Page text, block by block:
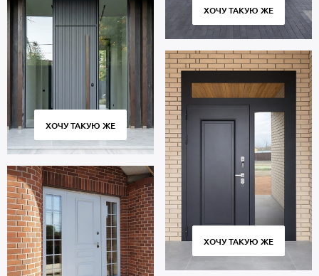
ХОЧУ ТАКУЮ ЖЕ
ХОЧУ ТАКУЮ ЖЕ
ХОЧУ ТАКУЮ ЖЕ